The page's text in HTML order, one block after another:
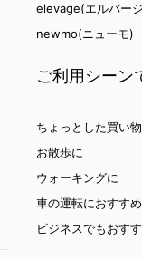
elevage(エルバー
newmo(ニューモ)
ご利用シーン
ちょっとした買い
お散歩に
ウォーキングに
車の運転におすすめ
ビジネスでもおす